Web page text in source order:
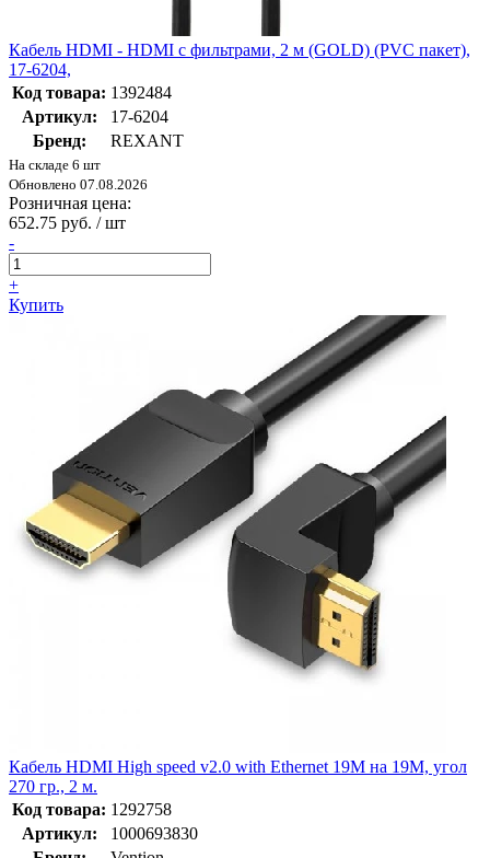
Кабель HDMI - HDMI с фильтрами, 2 м (GOLD) (PVC пакет),
17-6204,
Код товара: 1392484
Артикул:
17-6204
Бренд:
REXANT
На складе 6 шт
Обновлено 07.08.2026
Розничная цена:
652.75 руб. / шт
-
+
Купить
Кабель HDMI High speed v2.0 with Ethernet 19M на 19M, угол
270 гр., 2 м.
Код товара: 1292758
Артикул:
1000693830